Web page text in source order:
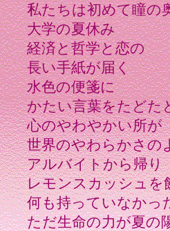
私たちは初めて瞳の
大学の夏休み
経済と哲学と恋の
長い手紙が届く
水色の便箋に
かたい言葉をたどた
心のやわやかい所が
世界のやわらかさの
アルバイトから帰り
レモンスカッシュを
何も持っていなかっ
ただ生命の力が夏の